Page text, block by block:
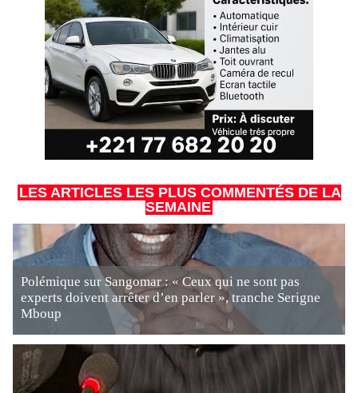
LES ARTICLES LES PLUS COMMENTÉS DE LA
SEMAINE
Polémique sur Sangomar : « Ceux qui ne sont pas
experts doivent arrêter d’en parler », tranche Serigne
Mboup